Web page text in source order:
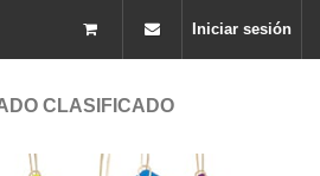
Iniciar sesión
CLASIFICADO